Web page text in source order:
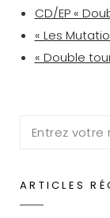
CD/EP «
« Les
« Double
Search
ARTICLES